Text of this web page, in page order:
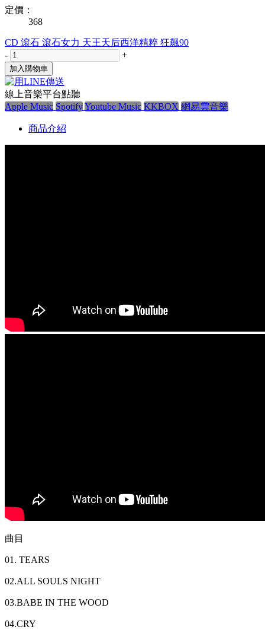
定價：
368
CD 滾石 滾石女力 天王天后西洋精粹 狂飆90
-
+
加入購物車
線上音樂平台點聽
Apple Music SpotifyYoutube Music KKBOX 網易雲音樂
商品介紹
曲目
01. TEARS
02.ALL SOULS NIGHT
03.BABE IN THE WOOD
04.CRY